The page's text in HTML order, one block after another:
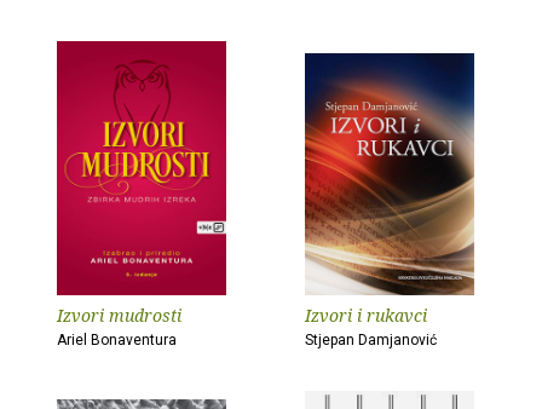
Izvori mudrosti
Ariel Bonaventura
Izvori i rukavci
Stjepan Damjanović